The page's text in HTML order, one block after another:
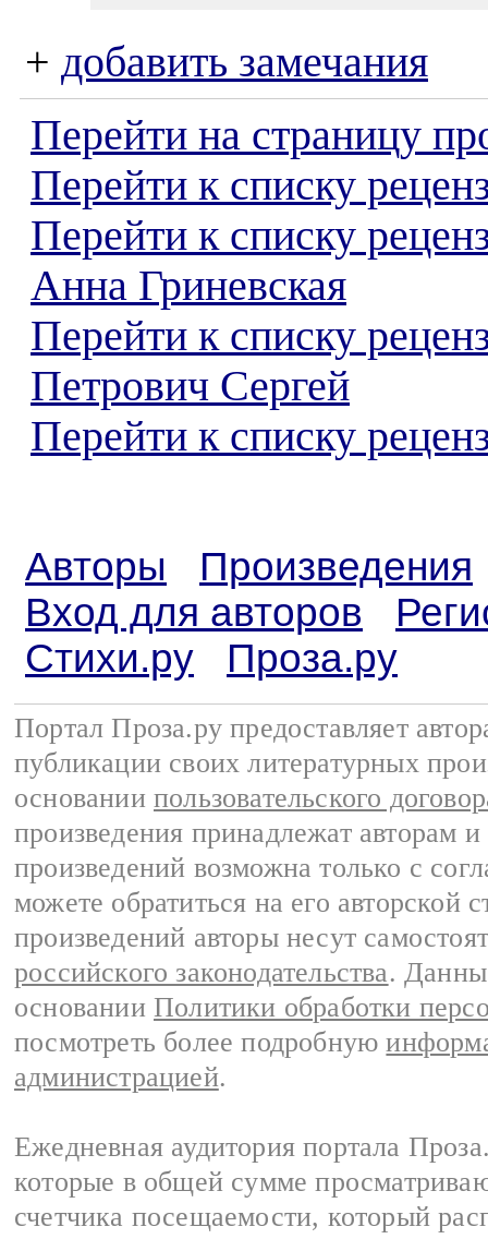
+ добавить замечания
Перейти на страницу
Перейти к списку
Перейти к списку
Анна Гриневская
Перейти к списку
Петрович Сергей
Перейти к списку
Авторы
Произведения
Вход для авторов
Стихи.ру
Проза.ру
Портал Проза.ру предоставляет
публикации своих литературных
основании пользовательского
произведения принадлежат авторам
произведений возможна только с
можете обратиться на его авторской
произведений авторы несут
российского законодательства.
основании Политики обработки
посмотреть более подробную
администрацией.
Ежедневная аудитория портала
которые в общей сумме
счетчика посещаемости, который